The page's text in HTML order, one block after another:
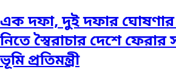
এক দফা, দুই দফার ঘোষণার
নিতে স্বৈরাচার দেশে ফেরার
ভূমি প্রতিমন্ত্রী